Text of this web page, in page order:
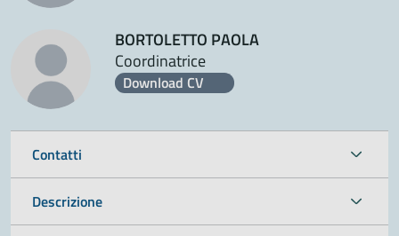
BORTOLETTO PAOLA
Coordinatrice
Download CV
Contatti
Descrizione